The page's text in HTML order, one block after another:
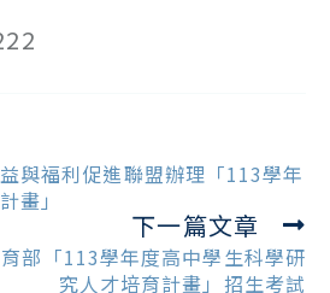
與福利促進聯盟辦理「113學年
畫」
下一篇文章
部「113學年度高中學生科學研
究人才培育計畫」招生考試